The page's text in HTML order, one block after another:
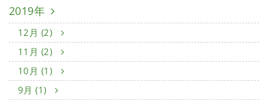
2019年
12月 (2)
11月 (2)
10月 (1)
9月 (1)